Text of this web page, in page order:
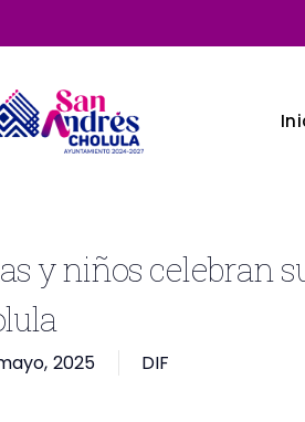
y niños celebran
2025 DIF